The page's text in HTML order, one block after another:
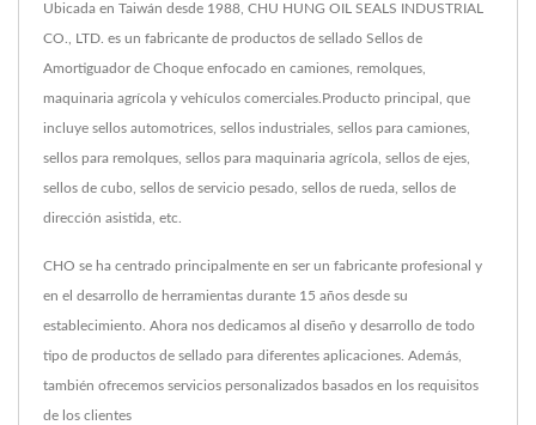
Ubicada en Taiwán desde 1988, CHU HUNG OIL SEALS INDUSTRIAL
CO., LTD. es un fabricante de productos de sellado Sellos de
Amortiguador de Choque enfocado en camiones, remolques,
maquinaria agrícola y vehículos comerciales.Producto principal, que
incluye sellos automotrices, sellos industriales, sellos para camiones,
sellos para remolques, sellos para maquinaria agrícola, sellos de ejes,
sellos de cubo, sellos de servicio pesado, sellos de rueda, sellos de
dirección asistida, etc.
CHO se ha centrado principalmente en ser un fabricante profesional y
en el desarrollo de herramientas durante 15 años desde su
establecimiento. Ahora nos dedicamos al diseño y desarrollo de todo
tipo de productos de sellado para diferentes aplicaciones. Además,
también ofrecemos servicios personalizados basados en los requisitos
de los clientes